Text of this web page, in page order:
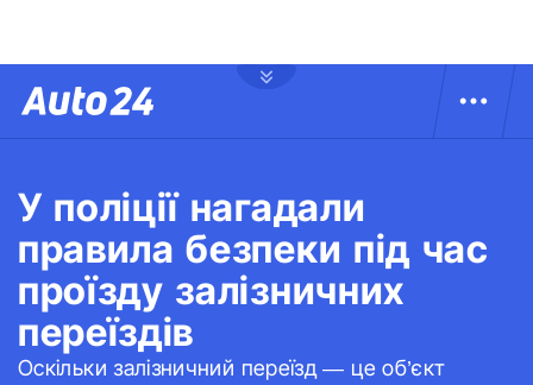
У поліції нагадали
правила безпеки під час
проїзду залізничних
переїздів
Оскільки залізничний переїзд — це об’єкт